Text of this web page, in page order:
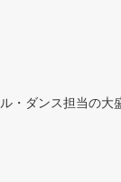
・ダンス担当の大